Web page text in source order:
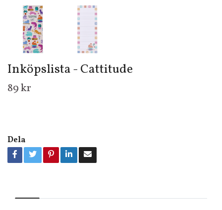
Inköpslista - Cattitude
89 kr
Dela